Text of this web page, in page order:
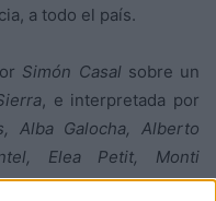
a todo el país.
Simón Casal sobre un
, e interpretada por
Alba Galocha, Alberto
Elea Petit, Monti
Morado, Melania Cruz,